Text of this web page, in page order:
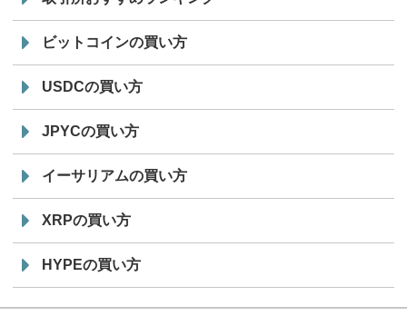
ビットコインの買い方
USDCの買い方
JPYCの買い方
イーサリアムの買い方
XRPの買い方
HYPEの買い方